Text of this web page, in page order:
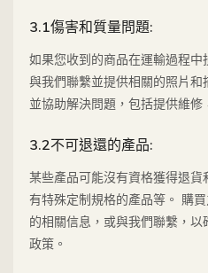
3.1傷害和質量問題:
如果您收到的商品在運輸過程
與我們聯繫並提供相關的照片和
並協助解決問題，包括提供維修
3.2不可退還的產品:
某些產品可能沒有資格獲得退
有特殊定制規格的產品等。 購
的相關信息，或與我們聯繫，
政策。